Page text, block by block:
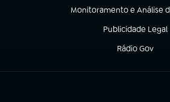
Monitoramento e Análise
(abre em nova aba)
Publicidade Legal
(abre em nova aba)
Rádio Gov
(abre em nova